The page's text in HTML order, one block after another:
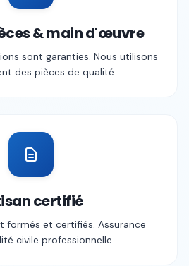
& main d'œuvre
sont garanties. Nous utilisons
des pièces de qualité.
certifié
formés et certifiés. Assurance
civile professionnelle.